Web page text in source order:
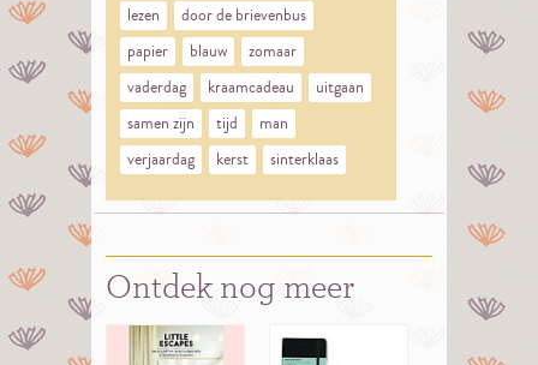
lezen
door de brievenbus
papier
blauw
zomaar
vaderdag
kraamcadeau
uitgaan
samen zijn
tijd
man
verjaardag
kerst sinterklaas
Ontdek nog meer